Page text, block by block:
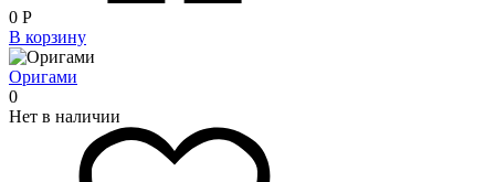
0 Р
В корзину
Оригами
0
Нет в наличии